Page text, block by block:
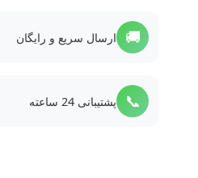
🚚 ارسال سریع و رایگان
📞 پشتیبانی 24 ساعته